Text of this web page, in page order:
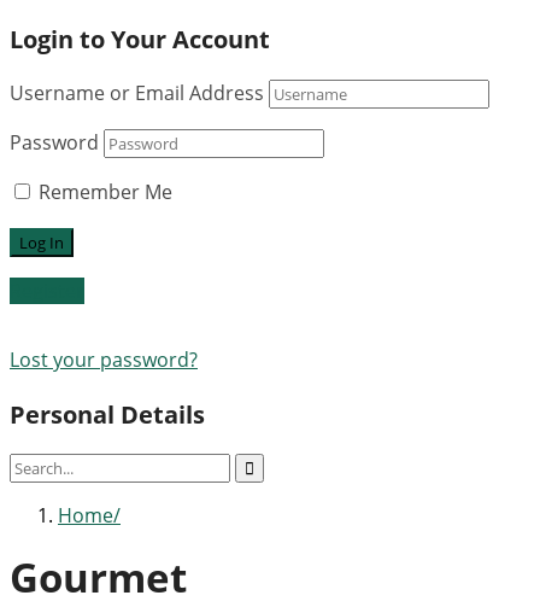
Login to Your Account
Username or Email Address
Password
Remember Me
Lost your password?
Personal Details
Home
Gourmet